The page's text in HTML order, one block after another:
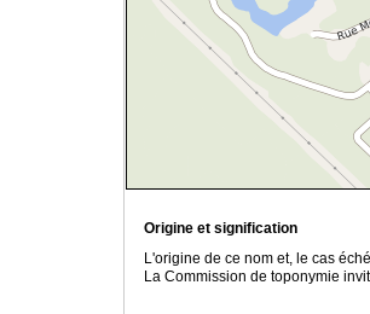
Origine et signification
L'origine de ce nom et, le cas
La Commission de toponymie